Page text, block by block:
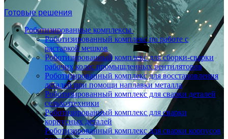
Готовые решения
Роботизированные комплексы
Роботизированный комплекс по работе с
растаркой мешков
Роботизированный комплекс для сборки-сварки
рабочих колес промышленных вентиляторов
Роботизированный комплекс для восстановления
деталей при помощи наплавки металла
Роботизированный комплекс для сварки деталей
сельхозтехники
Роботизированный комплекс для сварки
корпусных деталей
Роботизированный комплекс для сварки корпусов